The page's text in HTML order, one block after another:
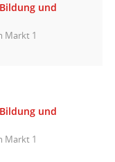
und
Markt 1
und
Markt 1